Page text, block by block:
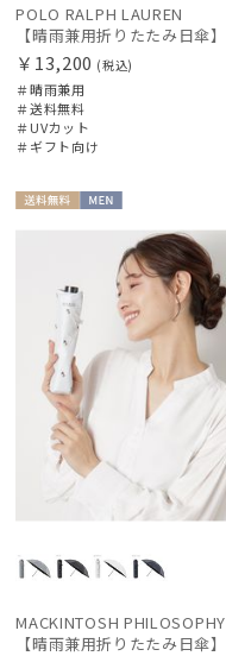
POLO RALPH LAUREN
￥13,200 (税込)
＃晴雨兼用
＃送料無料
＃UVカット
＃ギフト向け
MACKINTOSH PHILOSOPHY